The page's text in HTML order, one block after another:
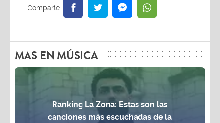
MAS EN MÚSICA
Ranking La Zona: Estas son las
canciones más escuchadas de la